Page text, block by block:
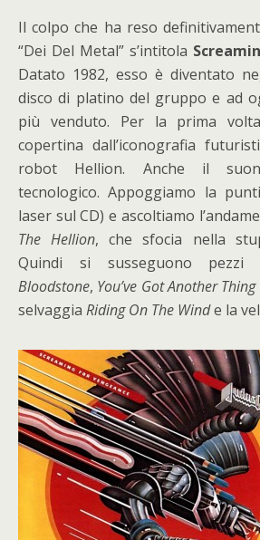
Il colpo che ha reso
“Dei Del Metal” s’intitola
Datato 1982, esso è diventato
disco di platino del gruppo e ad
più venduto. Per la prima
copertina dall’iconografia
robot Hellion. Anche il
tecnologico. Appoggiamo la
laser sul CD) e ascoltiamo
The Hellion, che sfocia nella
Quindi si susseguono pezzi
Bloodstone, You’ve Got Another Thing
selvaggia Riding On The Winde la